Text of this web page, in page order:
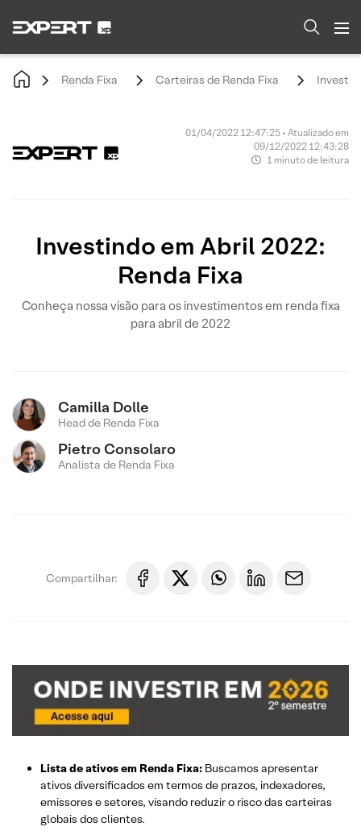
Renda Fixa Carteiras de Renda Fixa
01/04/2022 12:47:25 • Atualizado em
09/12/2022 12:43:28
1 minuto de leitura
Investindo em Abril 2022:
Renda Fixa
Conheça nossa visão para os investimentos em renda fixa
para abril de 2022
Camilla Dolle
Head de Renda Fixa
Pietro Consolaro
Analista de Renda Fixa
Compartilhar:
Lista de ativos em Renda Fixa: Buscamos apresentar
ativos diversificados em termos de prazos, indexadores,
emissores e setores, visando reduzir o risco das carteiras
globais dos clientes.